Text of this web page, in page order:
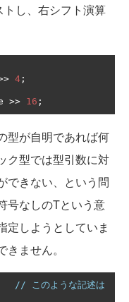
し、右シフト演算
4 ;
>> 16 ;
型が自明であれば何
ク型では型引数に対
できない、という問
号なしのTという意
定しようとしていま
ません。
// このような記述は